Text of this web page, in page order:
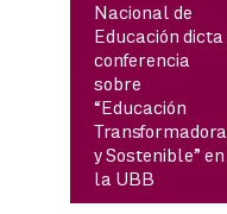
Nacional de
Educación dicta
conferencia
sobre
“Educación
Transformadora
y Sostenible” en
la UBB